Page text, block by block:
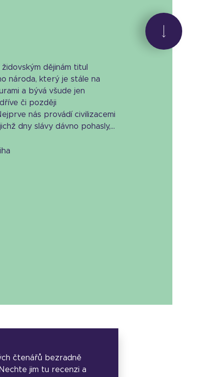
dějinám titul
národa, který je stále na
a bývá všude jen
či později
nás provádí civilizacemi
dny slávy dávno pohasly,...
čtenářů bezradně
jim tu recenzi a